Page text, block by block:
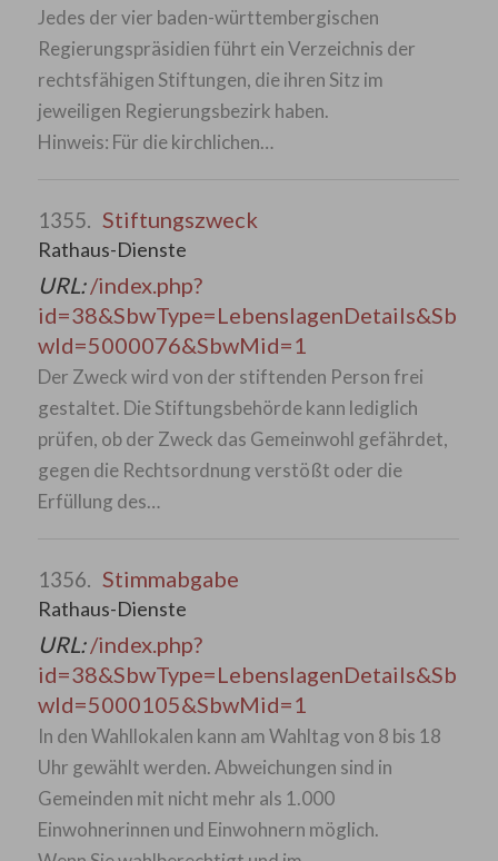
Jedes der vier baden-württembergischen
Regierungspräsidien führt ein Verzeichnis der
rechtsfähigen Stiftungen, die ihren Sitz im
jeweiligen Regierungsbezirk haben.
Hinweis: Für die kirchlichen…
1355. Stiftungszweck
Rathaus-Dienste
URL:/index.php?
id=38&SbwType=LebenslagenDetails&Sb
wId=5000076&SbwMid=1
Der Zweck wird von der stiftenden Person frei
gestaltet. Die Stiftungsbehörde kann lediglich
prüfen, ob der Zweck das Gemeinwohl gefährdet,
gegen die Rechtsordnung verstößt oder die
Erfüllung des…
1356. Stimmabgabe
Rathaus-Dienste
URL:/index.php?
id=38&SbwType=LebenslagenDetails&Sb
wId=5000105&SbwMid=1
In den Wahllokalen kann am Wahltag von 8 bis 18
Uhr gewählt werden. Abweichungen sind in
Gemeinden mit nicht mehr als 1.000
Einwohnerinnen und Einwohnern möglich.